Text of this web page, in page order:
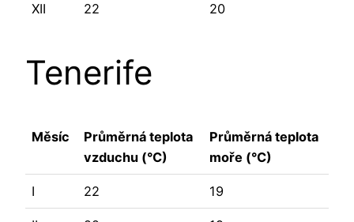
XII 22 20
Tenerife
Měsíc
Průměrná teplota
vzduchu (°C)
Průměrná teplota
moře (°C)
I 22 19